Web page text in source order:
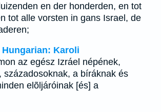
en der honderden, en tot
tot alle vorsten in gans Israel, de
Karoli
az egész Izráel népének,
századosoknak, a bíráknak és
elõljáróinak [és] a